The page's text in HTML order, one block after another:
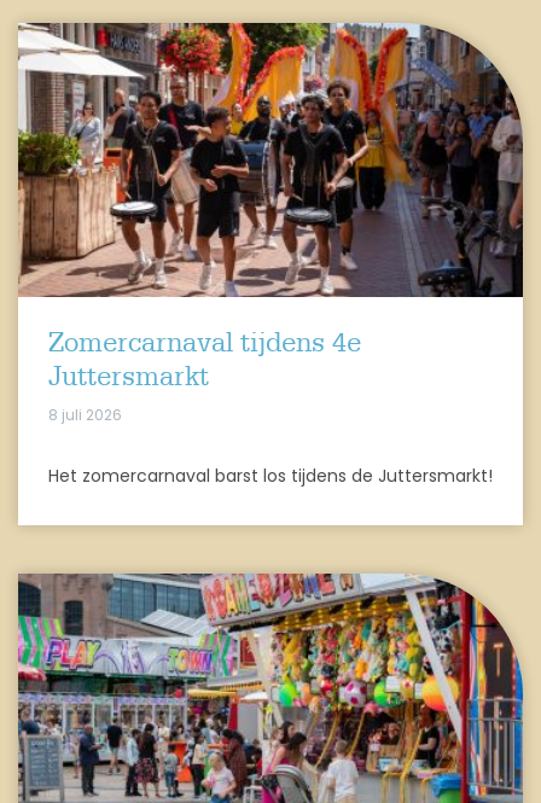
Zomercarnaval tijdens 4e
Juttersmarkt
8 juli 2026
Het zomercarnaval barst los tijdens de Juttersmarkt!